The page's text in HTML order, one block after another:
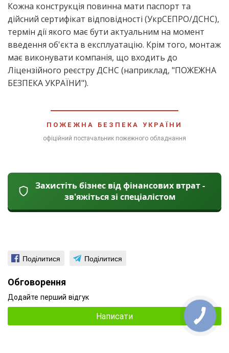
Кожна конструкція повинна мати паспорт та
дійсний сертифікат відповідності (УкрСЕПРО/ДСНС),
термін дії якого має бути актуальним на момент
введення об'єкта в експлуатацію. Крім того, монтаж
має виконувати компанія, що входить до
Ліцензійного реєстру ДСНС (наприклад, "ПОЖЕЖНА
БЕЗПЕКА УКРАЇНИ").
ПОЖЕЖНА БЕЗПЕКА УКРАЇНИ
офіційний постачальник пожежного обладнання
Захистіть бізнес від фінансових втрат -
зв'яжіться зі спеціалістом
Поділитися Поділитися
Обговорення
Додайте перший відгук
Написати